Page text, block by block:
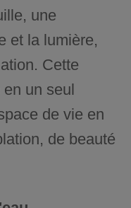
une
et la lumière,
Cette
un seul
de vie en
de beauté